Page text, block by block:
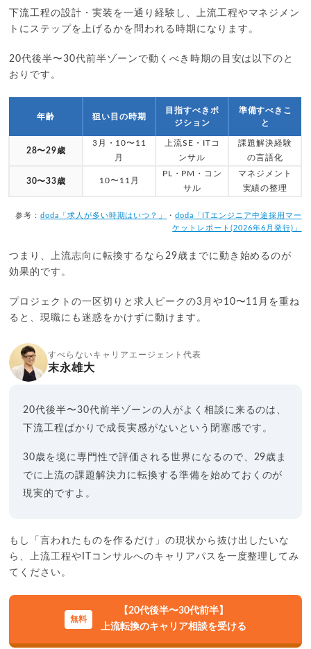
下流工程の設計・実装を一通り経験し、上流工程やマネジメン
トにステップを上げるかを問われる時期になります。
20代後半〜30代前半ゾーンで動くべき時期の目安は以下のと
おりです。
年齢 狙い目の時期
目指すべきポ
ジション
準備すべきこ
と
28〜29歳
3月・10〜11
月
上流SE・ITコ
ンサル
課題解決経験
の言語化
30〜33歳 10〜11月
PL・PM・コン
サル
マネジメント
実績の整理
参考： doda「求人が多い時期はいつ？」 ・doda「ITエンジニア中途採用マー
ケットレポート(2026年6月発行)」
つまり、上流志向に転換するなら29歳までに動き始めるのが
効果的です。
プロジェクトの一区切りと求人ピークの3月や10〜11月を重ね
ると、現職にも迷惑をかけずに動けます。
すべらないキャリアエージェント代表
末永雄大
20代後半〜30代前半ゾーンの人がよく相談に来るのは、
下流工程ばかりで成長実感がないという閉塞感です。
30歳を境に専門性で評価される世界になるので、29歳ま
でに上流の課題解決力に転換する準備を始めておくのが
現実的ですよ。
もし「言われたものを作るだけ」の現状から抜け出したいな
ら、上流工程やITコンサルへのキャリアパスを一度整理してみ
てください。
【20代後半〜30代前半】
上流転換のキャリア相談を受ける